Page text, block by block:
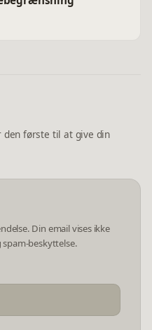
første til at give din
Din email vises ikke
beskyttelse.